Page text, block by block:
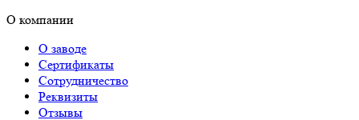
О компании
О заводе
Сертификаты
Сотрудничество
Реквизиты
Отзывы